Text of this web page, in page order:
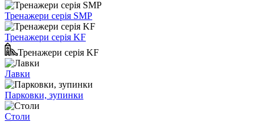
Тренажери серія SMP
Тренажери серія KF
Тренажери серія KF
Лавки
Парковки, зупинки
Столи